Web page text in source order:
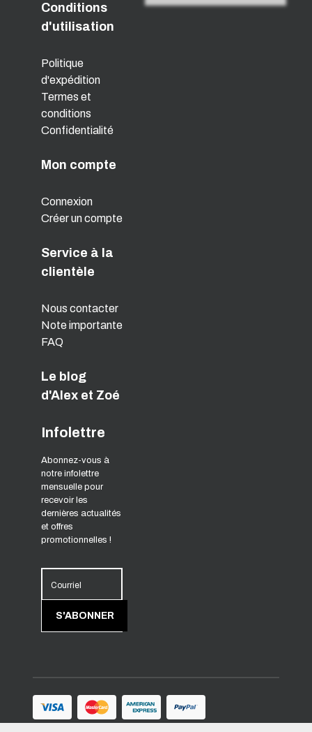
Conditions
d'utilisation
Politique
d'expédition
Termes et
conditions
Confidentialité
Mon compte
Connexion
Créer un compte
Service à la
clientèle
Nous contacter
Note importante
FAQ
Le blog
d'Alex et Zoé
Infolettre
Abonnez-vous à
notre infolettre
mensuelle pour
recevoir les
dernières actualités
et offres
promotionnelles !
Courriel
S'ABONNER